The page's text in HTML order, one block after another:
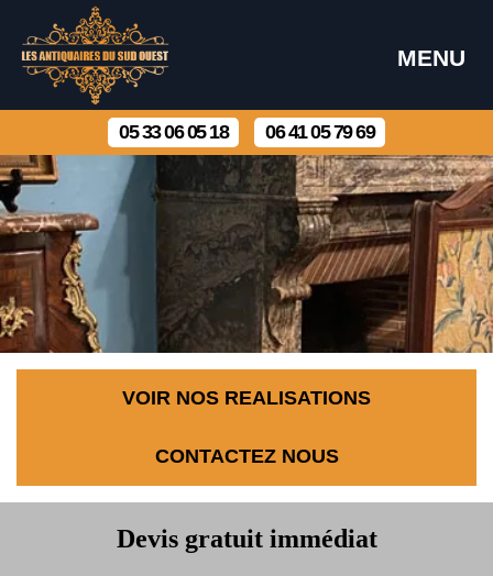
MENU
05 33 06 05 18 06 41 05 79 69
VOIR NOS REALISATIONS
CONTACTEZ NOUS
Devis gratuit immédiat